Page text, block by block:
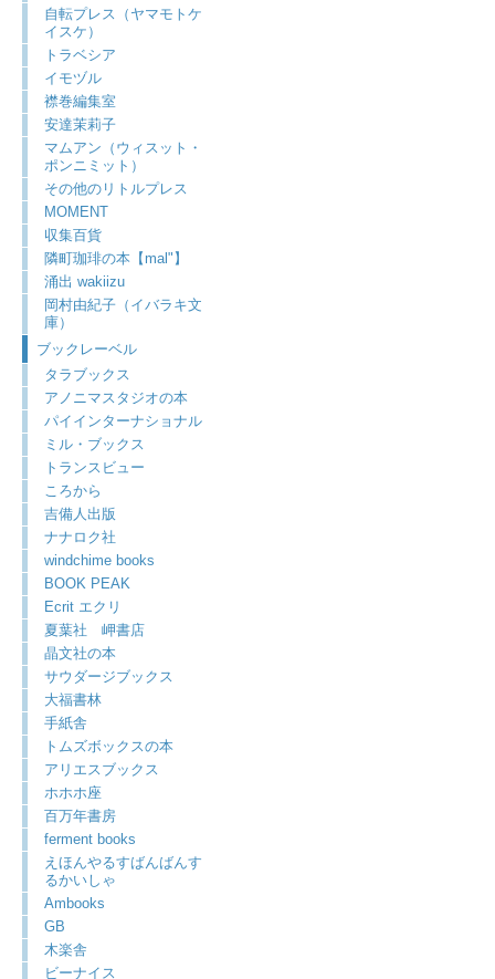
自転プレス（ヤマモトケ
イスケ）
トラベシア
イモヅル
襟巻編集室
安達茉莉子
マムアン（ウィスット・
ポンニミット）
その他のリトルプレス
MOMENT
収集百貨
隣町珈琲の本【mal"】
涌出 wakiizu
岡村由紀子（イバラキ文
庫）
ブックレーベル
タラブックス
アノニマスタジオの本
パイインターナショナル
ミル・ブックス
トランスビュー
ころから
吉備人出版
ナナロク社
windchime books
BOOK PEAK
Ecrit エクリ
夏葉社 岬書店
晶文社の本
サウダージブックス
大福書林
手紙舎
トムズボックスの本
アリエスブックス
ホホホ座
百万年書房
ferment books
えほんやるすばんばんす
るかいしゃ
Ambooks
GB
木楽舎
ビーナイス